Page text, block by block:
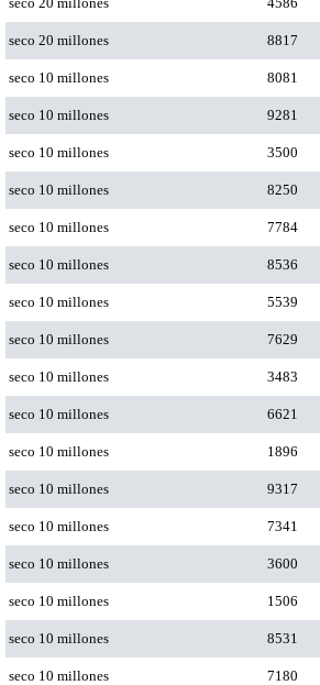
seco 20 millones 8817
seco 10 millones 8081
seco 10 millones 9281
seco 10 millones 3500
seco 10 millones 8250
seco 10 millones 7784
seco 10 millones 8536
seco 10 millones 5539
seco 10 millones 7629
seco 10 millones 3483
seco 10 millones 6621
seco 10 millones 1896
seco 10 millones 9317
seco 10 millones 7341
seco 10 millones 3600
seco 10 millones 1506
seco 10 millones 8531
seco 10 millones 7180